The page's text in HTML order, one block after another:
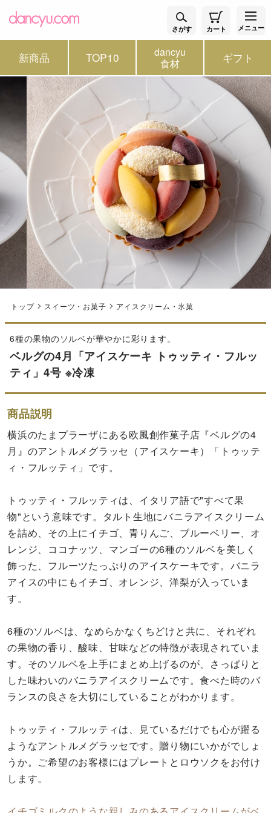
さがす カート メニュー
新商品 TOP10 dancyu
食材 ギフト
トップ スイーツ・お菓子 アイスクリーム・氷菓
6種の果物のソルベが華やかに彩ります。
ベルグの4月「アイスケーキ トゥッティ・フルッ
ティ」4号 ※冷凍
商品説明
横浜のたまプラーザにある欧風創作菓子店『ベルグの4
月』のアントルメグラッセ（アイスケーキ）「トゥッテ
ィ・フルッティ」です。
トゥッティ・フルッティは、イタリア語で"すべて果
物"という意味です。タルト生地にバニラアイスクリーム
を詰め、その上にイチゴ、青りんご、ブルーベリー、オ
レンジ、ココナッツ、マンゴーの6種のソルベを美しく
飾った、フルーツたっぷりのアイスケーキです。バニラ
アイスの中にもイチゴ、オレンジ、洋梨が入っていま
す。
6種のソルベは、なめらかなくちどけと共に、それぞれ
の果物の香り、酸味、甘味などの特徴が表現されていま
す。そのソルベを上手にまとめ上げるのが、さっぱりと
した味わいのバニラアイスクリームです。食べた時のバ
ランスの良さを大切にしていることがわかります。
トゥッティ・フルッティは、見ているだけでも心が躍る
ようなアントルメグラッセです。贈り物にいかがでしょ
うか。ご希望のお客様にはプレートとロウソクをお付け
します。